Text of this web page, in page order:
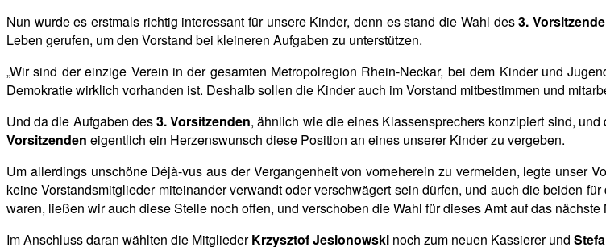
Nun wurde es erstmals richtig interessant für unsere Kinder, denn es stand die Wahl des3.
Leben gerufen, um den Vorstand bei kleineren Aufgaben zu unterstützen.
„Wir sind der einzige Verein in der gesamten Metropolregion Rhein-Neckar, bei dem Kinder und
Demokratiewirklich vorhanden ist. Deshalb sollen die Kinder auch im Vorstand mitbestimmen und
Und da die Aufgaben des3. Vorsitzenden, ähnlich wie die eines Klassensprechers konzipiert sind,
Vorsitzenden eigentlich ein Herzenswunsch diese Position an eines unserer Kinder zu vergeben.
Um allerdings unschöne Déjà-vus aus der Vergangenheit von vorneherein zu vermeiden, legte unser
keine Vorstandsmitglieder miteinander verwandt oder verschwägert sein dürfen, und auch die beiden
waren, ließen wir auch diese Stelle noch offen, und verschoben die Wahl für dieses Amt auf das nächste
Im Anschluss daran wählten die MitgliederKrzysztof Jesionowski noch zum neuen Kassierer und